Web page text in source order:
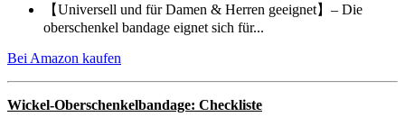
【Universell und für Damen & Herren geeignet】– Die
oberschenkel bandage eignet sich für...
Bei Amazon kaufen
Wickel-Oberschenkelbandage: Checkliste